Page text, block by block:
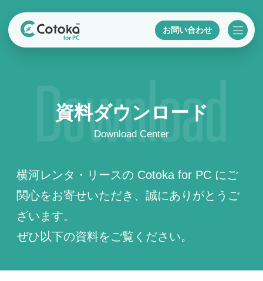
お問い合わせ
資料ダウンロード
Download Center
横河レンタ・リースの Cotoka for PC にご
関心をお寄せいただき、誠にありがとうご
ざいます。
ぜひ以下の資料をご覧ください。